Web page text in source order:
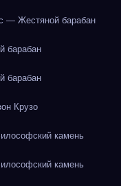
— Жестяной барабан
барабан
барабан
Крузо
камень
камень